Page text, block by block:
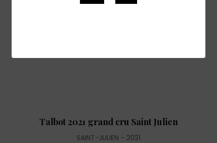
Talbot 2021 grand cru Saint Julien
SAINT-JULIEN 2021